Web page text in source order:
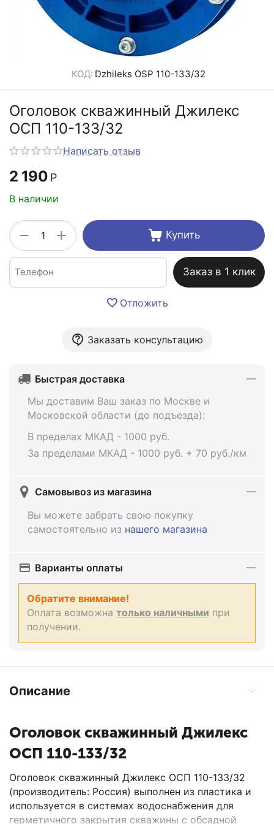
КОД: Dzhileks OSP 110-133/32
Оголовок скважинный Джилекс
ОСП 110-133/32
Написать отзыв
2 190 Р
В наличии
+
− Купить
Заказ в 1 клик
Отложить
Заказать консультацию
Быстрая доставка
Мы доставим Ваш заказ по Москве и
Московской области (до подъезда):
В пределах МКАД - 1000 руб.
За пределами МКАД - 1000 руб. + 70 руб./км
Самовывоз из магазина
Вы можете забрать свою покупку
самостоятельно из нашего магазина
Варианты оплаты
Обратите внимание!
Оплата возможна только наличными при
получении.
Описание
Оголовок скважинный Джилекс
ОСП 110-133/32
Оголовок скважинный Джилекс ОСП 110-133/32
(производитель: Россия) выполнен из пластика и
используется в системах водоснабжения для
герметичного закрытия скважины с обсадной